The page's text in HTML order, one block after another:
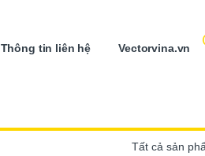
Thông tin liên hệ Vectorvina.vn